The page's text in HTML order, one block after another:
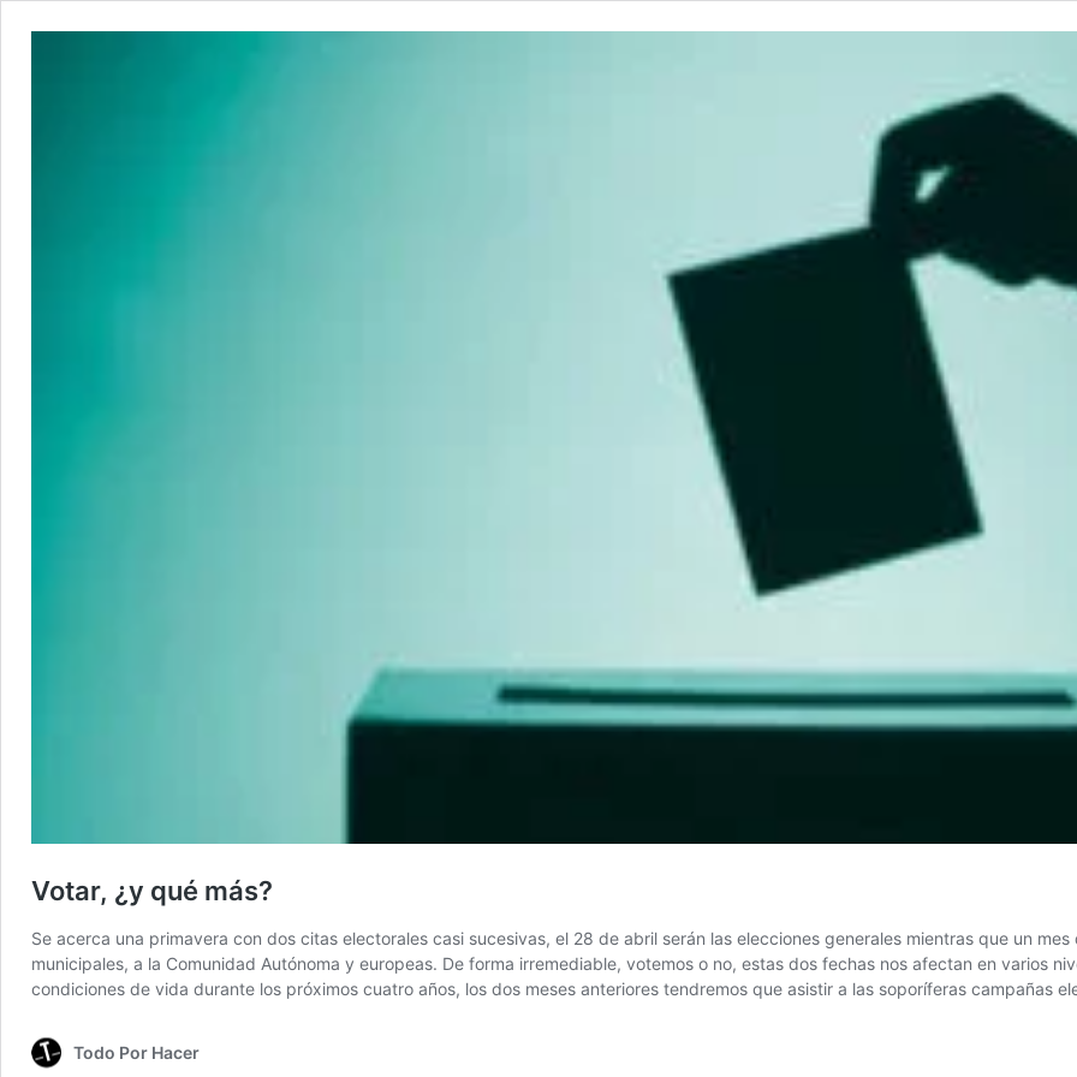
Votar, ¿y qué más?
Se acerca una primavera con dos citas electorales casi sucesivas, el 28 de abril serán las elecciones generales mientras que un
municipales, a la Comunidad Autónoma y europeas. De forma irremediable, votemos o no, estas dos fechas nos afectan en varios
condiciones de vida durante los próximos cuatro años, los dos meses anteriores tendremos que asistir a las soporíferas campañas
Todo Por Hacer